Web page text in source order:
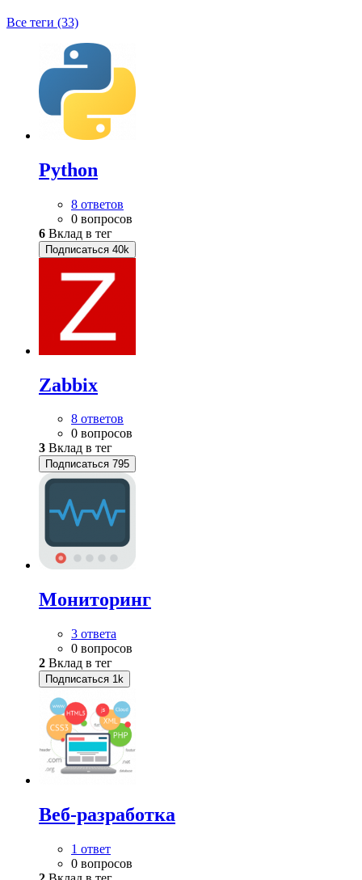
Все теги (33)
Python
8 ответов
0 вопросов
6 Вклад в тег
Подписаться 40k
Zabbix
8 ответов
0 вопросов
3 Вклад в тег
Подписаться 795
Мониторинг
3 ответа
0 вопросов
2 Вклад в тег
Подписаться 1k
Веб-разработка
1 ответ
0 вопросов